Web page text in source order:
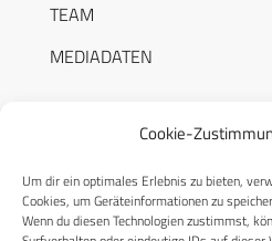
Cookie-
Um dir ein optimales Erlebnis zu bieten,
Cookies, um Geräteinformationen zu
Wenn du diesen Technologien zustimmst,
TEAM
MEDIADATEN
RECHTLICHES